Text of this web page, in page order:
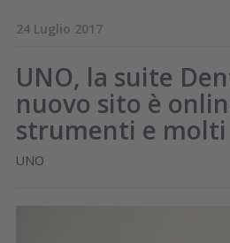
24 Luglio 2017
UNO, la suite
nuovo sito è
strumenti e molti
UNO